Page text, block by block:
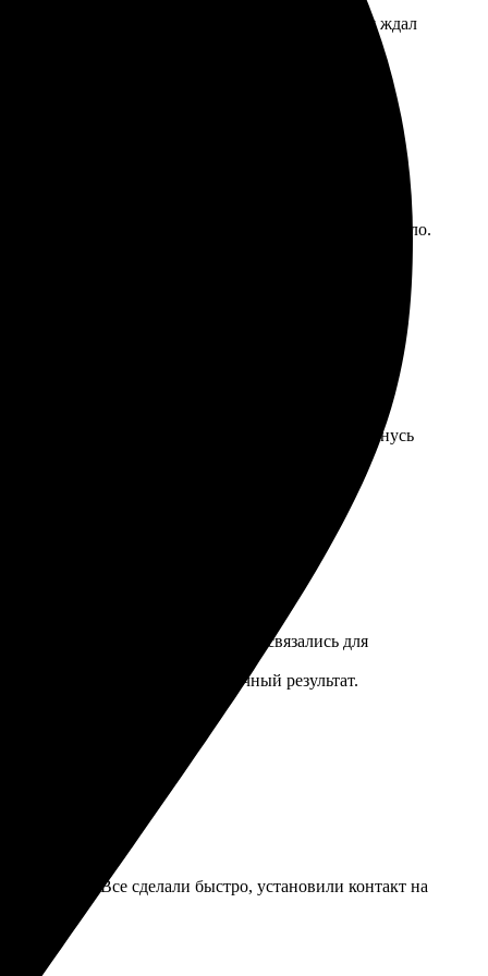
После оформления пришло уведомление, и я ждал
кто хочет что-то необычное!
все вопросы. Доставили вовремя, что тоже порадовало.
именно так, как хотела. Обязательно вернусь
параметры. Сотрудники сразу связались для
качественный подход и отличный результат.
и подачи. Все сделали быстро, установили контакт на